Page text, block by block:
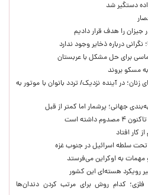
دستگیر شد
جیزان را هدف قرار دادیم
درباره ذخایر وجود ندارد
برای حل مشکل با عربستان
مسکو بروند
در آینده نزدیک/ تردد بانوان با موتور به‌
جهانی؛ پرشمار اما کمتر از قبل
است
کار افتاد
سلطه اسرائیل در جنوب غزه
مهمات به اوکراین می‌فرستد
رویکرد هسته‌ای این کشور
فلزی؛ کدام روش برای مرتب کردن دندان‌ها